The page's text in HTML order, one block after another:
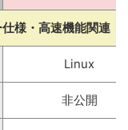
様・高速機能関連
Linux
非公開